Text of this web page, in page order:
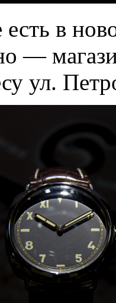
в
—
ул.